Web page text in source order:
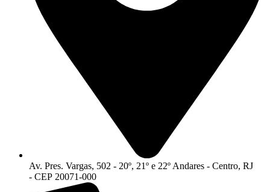
Av. Pres. Vargas, 502 - 20º, 21º e 22º Andares - Centro, RJ
- CEP 20071-000